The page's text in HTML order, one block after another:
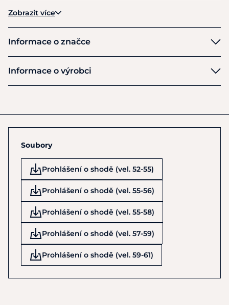
bezpečnost byla vnější
straně. Podšívka jevyrobena z velmi měkkého materiálu
a paměťové pěny.3D nastavení velikosti IAS
také velmipřesné nastavení délky pro optimální
přizpůsobení.
jezdeckou přilbu. Splňuje normu EN 1384:2023-06.
Lederdornu a Obernzellu kombinují tradiční řemeslo s
nejmodernějšími technologiemi. Produkty, které jsou 100%
vyrobeny v Německu, hrdě nesou označení „Made in
Germany“ a představují tak nepřekonatelné standardy a
prvotřídní kvalitu.
Zobrazit více
Informace o značce
Uvex
Informace o výrobci
Fichtenstrasse 43
Fuerth
Německo
+49 911 97740
sports@uvex.com
Soubory
Prohlášení o shodě (vel. 52-55)
Prohlášení o shodě (vel. 55-56)
Prohlášení o shodě (vel. 55-58)
Prohlášení o shodě (vel. 57-59)
Prohlášení o shodě (vel. 59-61)